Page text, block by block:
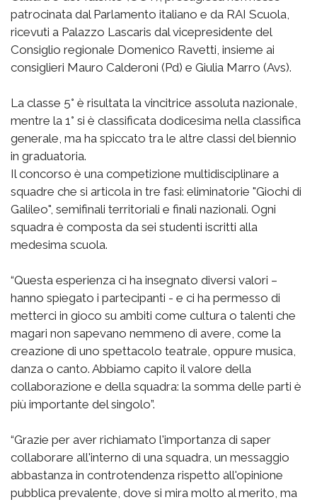
patrocinata dal Parlamento italiano e da RAI Scuola,
ricevuti a Palazzo Lascaris dal vicepresidente del
Consiglio regionale Domenico Ravetti, insieme ai
consiglieri Mauro Calderoni (Pd) e Giulia Marro (Avs).
La classe 5° è risultata la vincitrice assoluta nazionale,
mentre la 1° si è classificata dodicesima nella classifica
generale, ma ha spiccato tra le altre classi del biennio
in graduatoria.
Il concorso è una competizione multidisciplinare a
squadre che si articola in tre fasi: eliminatorie "Giochi di
Galileo", semifinali territoriali e finali nazionali. Ogni
squadra è composta da sei studenti iscritti alla
medesima scuola.
“Questa esperienza ci ha insegnato diversi valori –
hanno spiegato i partecipanti - e ci ha permesso di
metterci in gioco su ambiti come cultura o talenti che
magari non sapevano nemmeno di avere, come la
creazione di uno spettacolo teatrale, oppure musica,
danza o canto. Abbiamo capito il valore della
collaborazione e della squadra: la somma delle parti è
più importante del singolo”.
“Grazie per aver richiamato l'importanza di saper
collaborare all'interno di una squadra, un messaggio
abbastanza in controtendenza rispetto all'opinione
pubblica prevalente, dove si mira molto al merito, ma